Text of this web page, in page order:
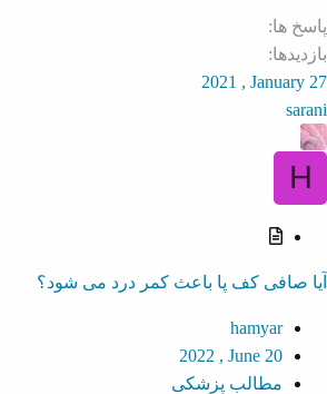
پاسخ ها
بازدیدها
2021 , January 27
sarani
H
ل
آیا صافی کف پا باعث کمر درد می شود؟
hamyar
2022 , June 20
مطالب پزشکی